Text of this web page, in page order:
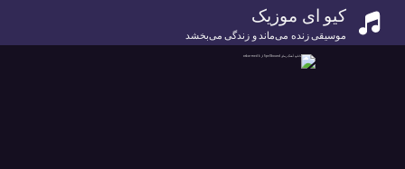
کیو ای موزیک
موسیقی زنده می‌ماند و زندگی می‌بخشد